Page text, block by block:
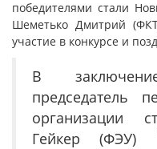
победителями стали
Шеметько Дмитрий
участие в конкурсе и
В
председатель
организации
Гейкер (ФЭУ)